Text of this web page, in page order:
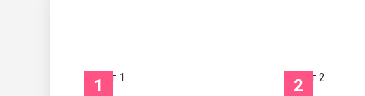
1 2